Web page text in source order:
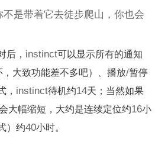
是带着它去徒步爬山，你也会
后， instinct可以显示所有的通知
大致功能差不多吧）、播放/暂停
， instinct待机约14天；当然如果
大幅缩短，大约是连续定位约16小
）约40小时。